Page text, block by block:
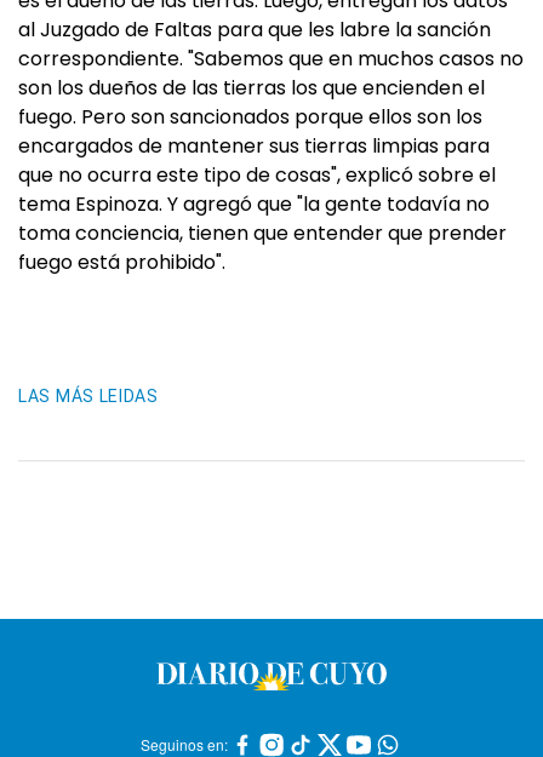
al Juzgado de Faltas para que les labre la sanción
correspondiente. "Sabemos que en muchos casos no
son los dueños de las tierras los que encienden el
fuego. Pero son sancionados porque ellos son los
encargados de mantener sus tierras limpias para
que no ocurra este tipo de cosas", explicó sobre el
tema Espinoza. Y agregó que "la gente todavía no
toma conciencia, tienen que entender que prender
fuego está prohibido".
LAS MÁS LEIDAS
Seguinos en: